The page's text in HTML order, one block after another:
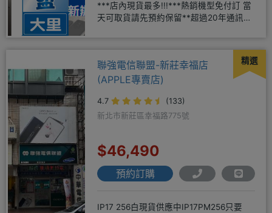
***店內現貨最多!!!***熱銷機型免付訂 當
天可取貨請先預約保留**超過20年通訊經
精選
聯強電信聯盟-新莊幸福店
(APPLE專賣店)
4.7
(133)
新北市新莊區幸福路775號
$46,490
預約訂購
IP17 256白現貨供應中IP17PM256只要